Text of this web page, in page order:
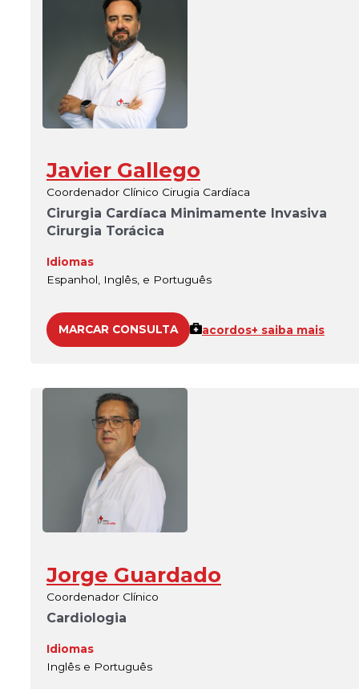
Javier Gallego
Coordenador Clínico Cirugia Cardíaca
Cirurgia Cardíaca Minimamente Invasiva
Cirurgia Torácica
Idiomas
Espanhol, Inglês, e Português
MARCAR CONSULTA acordos+ saiba mais
Jorge Guardado
Coordenador Clínico
Cardiologia
Idiomas
Inglês e Português